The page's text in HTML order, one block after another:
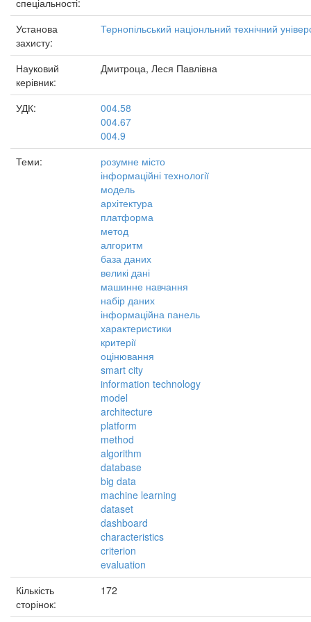
спеціальності:
Установа
захисту:
Тернопільський націонльний технічний
Науковий
керівник:
Дмитроца, Леся Павлівна
УДК:
004.58
004.67
004.9
Теми:
розумне місто
інформаційні технології
модель
архітектура
платформа
метод
алгоритм
база даних
великі дані
машинне навчання
набір даних
інформаційна панель
характеристики
критерії
оцінювання
smart city
information technology
model
architecture
platform
method
algorithm
database
big data
machine learning
dataset
dashboard
characteristics
criterion
evaluation
Кількість
сторінок:
172